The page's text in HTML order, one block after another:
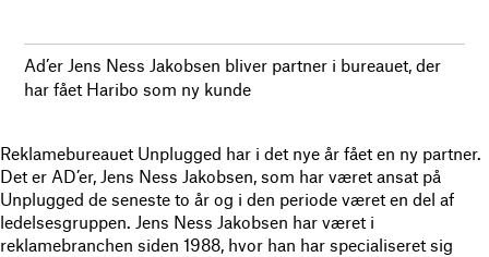
Ad’er Jens Ness Jakobsen bliver partner i bureauet, der
har fået Haribo som ny kunde
Reklamebureauet Unplugged har i det nye år fået en ny partner.
Det er AD’er, Jens Ness Jakobsen, som har været ansat på
Unplugged de seneste to år og i den periode været en del af
ledelsesgruppen. Jens Ness Jakobsen har været i
reklamebranchen siden 1988, hvor han har specialiseret sig